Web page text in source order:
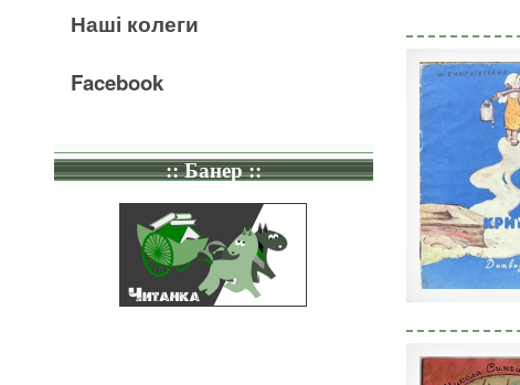
Наші колеги
Facebook
:: Банер ::